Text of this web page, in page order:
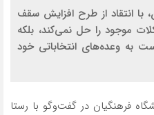
انتقاد از طرح افزایش سقف
موجود را حل نمی‌کند، بلکه
به وعده‌های انتخاباتی خود
فرهنگیان در گفت‌وگو با رستا